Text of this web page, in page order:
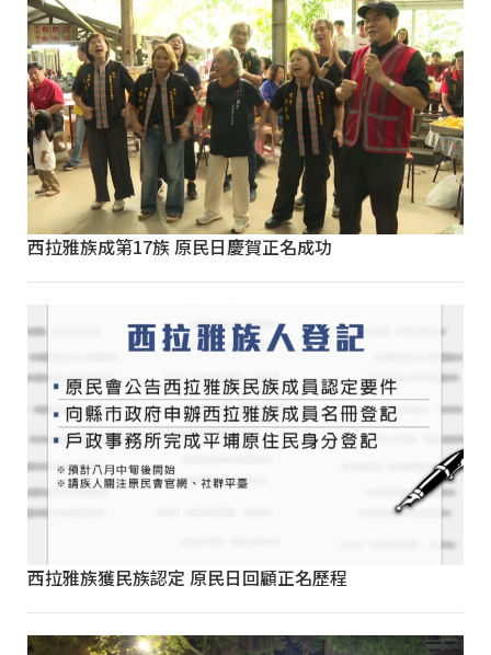
西拉雅族成第17族 原民日慶賀正名成功
西拉雅族獲民族認定 原民日回顧正名歷程